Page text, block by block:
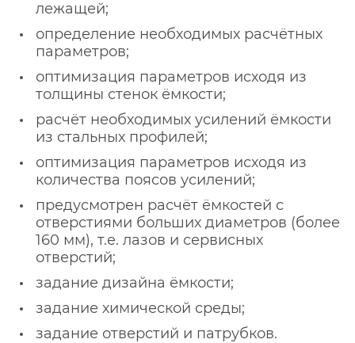
лежащей;
определение необходимых расчётных
параметров;
оптимизация параметров исходя из
толщины стенок ёмкости;
расчёт необходимых усилений ёмкости
из стальных профилей;
оптимизация параметров исходя из
количества поясов усилений;
предусмотрен расчёт ёмкостей с
отверстиями больших диаметров (более
160 мм), т.е. лазов и сервисных
отверстий;
задание дизайна ёмкости;
задание химической среды;
задание отверстий и патрубков.